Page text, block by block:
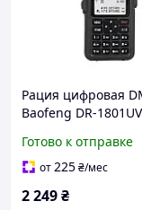
Рация цифровая
Baofeng DR-
1024ch, USB,
до 8км, ОРИГИНАЛ!
Готово к отправке
от225₴/мес
2 249₴